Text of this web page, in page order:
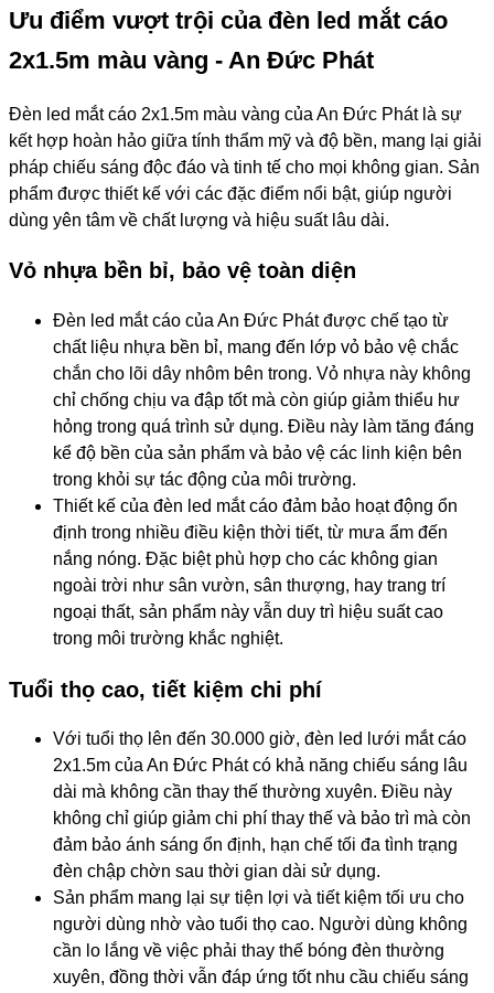
Ưu điểm vượt trội của đèn led mắt cáo
2x1.5m màu vàng - An Đức Phát
Đèn led mắt cáo 2x1.5m màu vàng của An Đức Phát là sự
kết hợp hoàn hảo giữa tính thẩm mỹ và độ bền, mang lại giải
pháp chiếu sáng độc đáo và tinh tế cho mọi không gian. Sản
phẩm được thiết kế với các đặc điểm nổi bật, giúp người
dùng yên tâm về chất lượng và hiệu suất lâu dài.
Vỏ nhựa bền bỉ, bảo vệ toàn diện
Đèn led mắt cáo của An Đức Phát được chế tạo từ
chất liệu nhựa bền bỉ, mang đến lớp vỏ bảo vệ chắc
chắn cho lõi dây nhôm bên trong. Vỏ nhựa này không
chỉ chống chịu va đập tốt mà còn giúp giảm thiểu hư
hỏng trong quá trình sử dụng. Điều này làm tăng đáng
kể độ bền của sản phẩm và bảo vệ các linh kiện bên
trong khỏi sự tác động của môi trường.
Thiết kế của đèn led mắt cáo đảm bảo hoạt động ổn
định trong nhiều điều kiện thời tiết, từ mưa ẩm đến
nắng nóng. Đặc biệt phù hợp cho các không gian
ngoài trời như sân vườn, sân thượng, hay trang trí
ngoại thất, sản phẩm này vẫn duy trì hiệu suất cao
trong môi trường khắc nghiệt.
Tuổi thọ cao, tiết kiệm chi phí
Với tuổi thọ lên đến 30.000 giờ, đèn led lưới mắt cáo
2x1.5m của An Đức Phát có khả năng chiếu sáng lâu
dài mà không cần thay thế thường xuyên. Điều này
không chỉ giúp giảm chi phí thay thế và bảo trì mà còn
đảm bảo ánh sáng ổn định, hạn chế tối đa tình trạng
đèn chập chờn sau thời gian dài sử dụng.
Sản phẩm mang lại sự tiện lợi và tiết kiệm tối ưu cho
người dùng nhờ vào tuổi thọ cao. Người dùng không
cần lo lắng về việc phải thay thế bóng đèn thường
xuyên, đồng thời vẫn đáp ứng tốt nhu cầu chiếu sáng